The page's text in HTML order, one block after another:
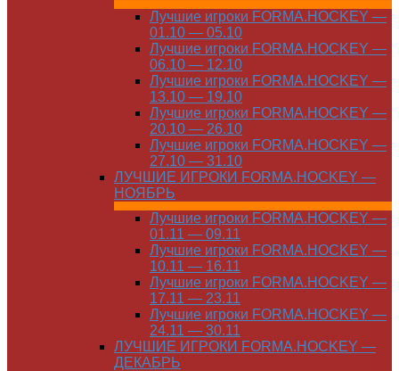
Лучшие игроки FORMA.HOCKEY —
01.10 — 05.10
Лучшие игроки FORMA.HOCKEY —
06.10 — 12.10
Лучшие игроки FORMA.HOCKEY —
13.10 — 19.10
Лучшие игроки FORMA.HOCKEY —
20.10 — 26.10
Лучшие игроки FORMA.HOCKEY —
27.10 — 31.10
ЛУЧШИЕ ИГРОКИ FORMA.HOCKEY —
НОЯБРЬ
Лучшие игроки FORMA.HOCKEY —
01.11 — 09.11
Лучшие игроки FORMA.HOCKEY —
10.11 — 16.11
Лучшие игроки FORMA.HOCKEY —
17.11 — 23.11
Лучшие игроки FORMA.HOCKEY —
24.11 — 30.11
ЛУЧШИЕ ИГРОКИ FORMA.HOCKEY —
ДЕКАБРЬ